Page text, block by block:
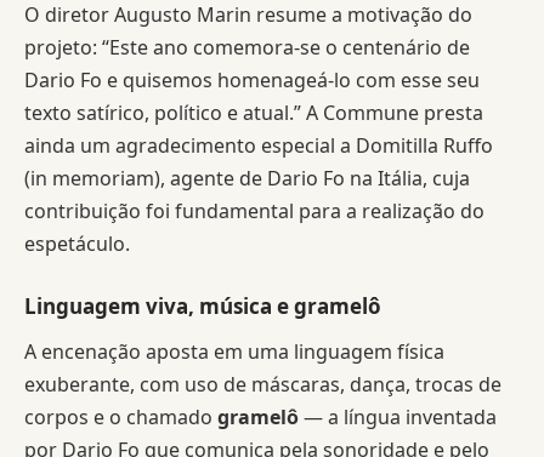
O diretor Augusto Marin resume a motivação do
projeto: “Este ano comemora-se o centenário de
Dario Fo e quisemos homenageá-lo com esse seu
texto satírico, político e atual.” A Commune presta
ainda um agradecimento especial a Domitilla Ruffo
(in memoriam), agente de Dario Fo na Itália, cuja
contribuição foi fundamental para a realização do
espetáculo.
Linguagem viva, música e gramelô
A encenação aposta em uma linguagem física
exuberante, com uso de máscaras, dança, trocas de
corpos e o chamado gramelô— a língua inventada
por Dario Fo que comunica pela sonoridade e pelo